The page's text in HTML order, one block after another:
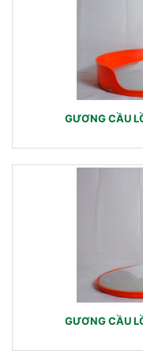
GƯƠNG CẦU
GƯƠNG CẦU